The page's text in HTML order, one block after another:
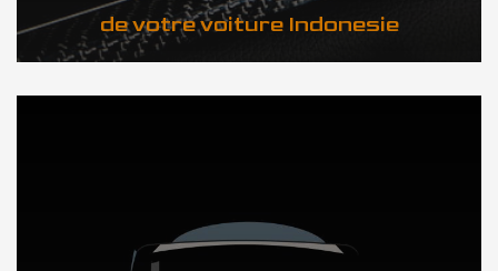
de votre voiture Indonesie
DÉCOUVREZ NOTRE IMPORTATION AUTO en Indonesie